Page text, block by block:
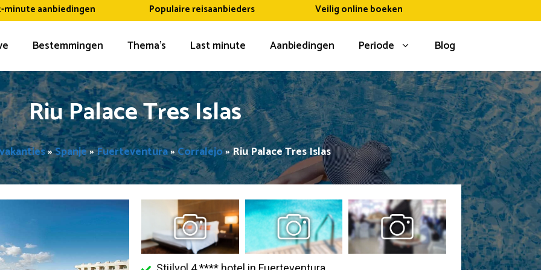
minute aanbiedingen Populaire reisaanbieders Veilig online boeken
Bestemmingen Thema’s Last minute Aanbiedingen Periode Blog
Riu Palace Tres Islas
»Spanje»Fuerteventura»Corralejo»Riu Palace Tres Islas